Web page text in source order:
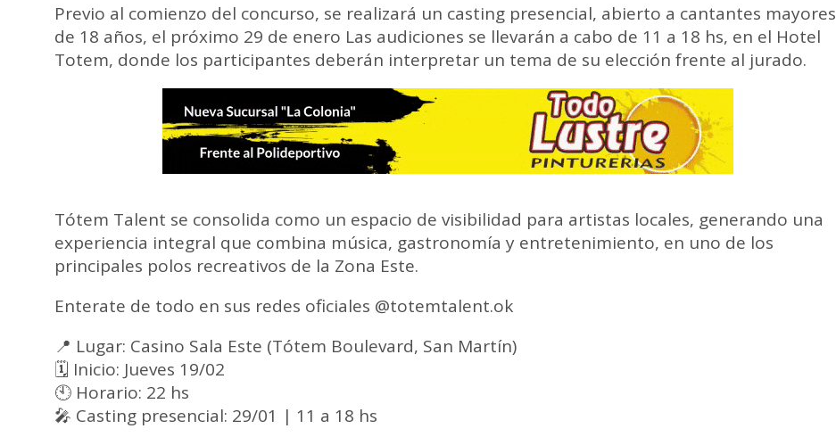
Previo al comienzo del concurso, se realizará un casting presencial, abierto a cantantes mayores
de 18 años, el próximo 29 de enero Las audiciones se llevarán a cabo de 11 a 18 hs, en el Hotel
Totem, donde los participantes deberán interpretar un tema de su elección frente al jurado.
Tótem Talent se consolida como un espacio de visibilidad para artistas locales, generando una
experiencia integral que combina música, gastronomía y entretenimiento, en uno de los
principales polos recreativos de la Zona Este.
Enterate de todo en sus redes oficiales @totemtalent.ok
📍 Lugar: Casino Sala Este (Tótem Boulevard, San Martín)
🗓 Inicio: Jueves 19/02
🕙 Horario: 22 hs
🎤 Casting presencial: 29/01 | 11 a 18 hs